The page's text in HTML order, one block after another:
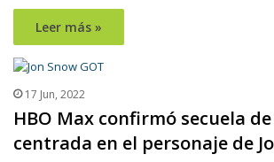
Leer más »
17 Jun, 2022
HBO Max confirmó secuela de
centrada en el personaje de